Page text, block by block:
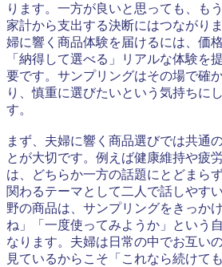
ります。一方が良いと思っても、も
家計から支出する決断にはつながり
婦に響く商品体験を届けるには、価
「納得して選べる」リアルな体験を
要です。サンプリングはその場で確
り、慎重に選びたいという気持ちに
す。
まず、夫婦に響く商品選びでは共通
とが大切です。例えば健康維持や疲
は、どちらか一方の話題にとどまら
関わるテーマとして二人で話しやす
野の商品は、サンプリングをきっか
ね」「一度使ってみようか」という
なります。夫婦は日常の中でお互い
見ているからこそ「これなら続けて